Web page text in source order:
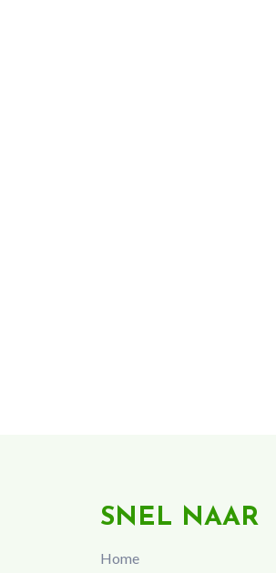
SNEL NAAR
Home